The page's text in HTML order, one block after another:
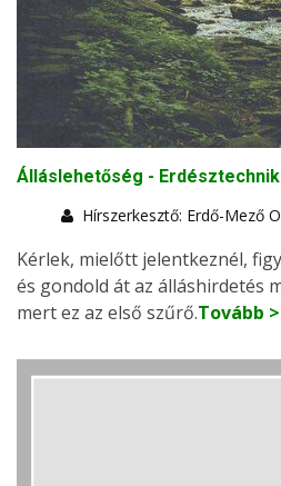
Álláslehetőség -
Hírszerkesztő: Erdő-Mező
Kérlek, mielőtt jelentkeznél,
és gondold át az álláshirdetés
mert ez az első szűrő.Tovább